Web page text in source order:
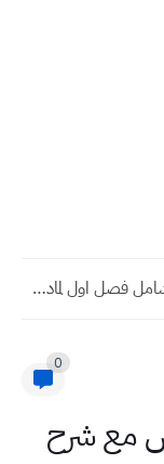
توزيع درجات مادة التربية الإسلامية للمرحلة المتوسطة والاعدادية
0
مع شرح